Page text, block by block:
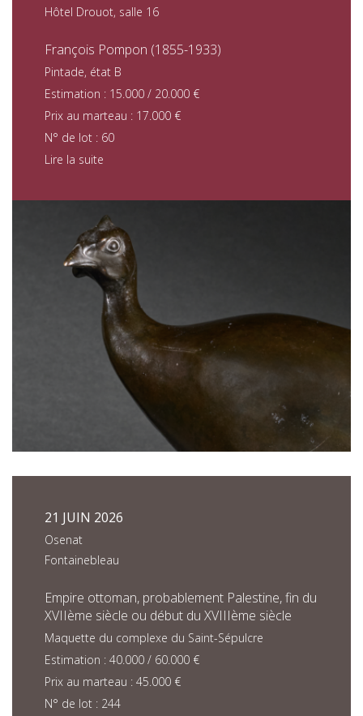
Hôtel Drouot, salle 16
François Pompon (1855-1933)
Pintade, état B
Estimation : 15.000 / 20.000 €
Prix au marteau : 17.000 €
N° de lot : 60
Lire la suite
21 JUIN 2026
Osenat
Fontainebleau
Empire ottoman, probablement Palestine, fin du
XVIIème siècle ou début du XVIIIème siècle
Maquette du complexe du Saint-Sépulcre
Estimation : 40.000 / 60.000 €
Prix au marteau : 45.000 €
N° de lot : 244